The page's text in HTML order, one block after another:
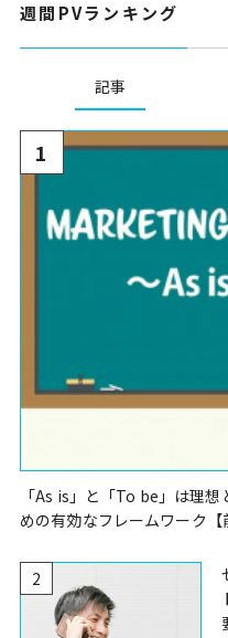
週間PVランキング
記事
1
「As is」と「To be」は理
めの有効なフレームワーク【
2